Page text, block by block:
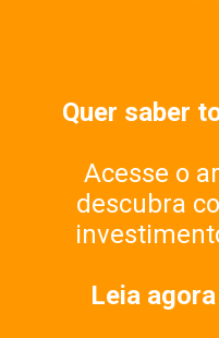
Quer saber
Acesse o
descubra
Leia